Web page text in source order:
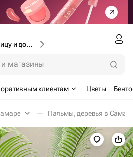
Введите город, улицу и дом доставки
магазины
клиентам Цветы
Пальмы, деревья в